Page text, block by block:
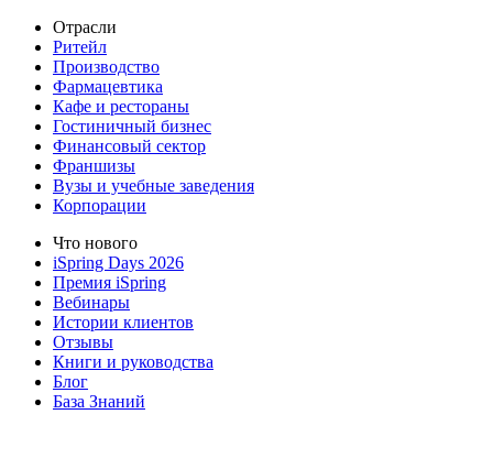
Отрасли
Ритейл
Производство
Фармацевтика
Кафе и рестораны
Гостиничный бизнес
Финансовый сектор
Франшизы
Вузы и учебные заведения
Корпорации
Что нового
iSpring Days 2026
Премия iSpring
Вебинары
Истории клиентов
Отзывы
Книги и руководства
Блог
База Знаний